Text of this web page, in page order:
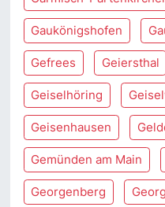
Gaukönigshofen
Gefrees Geiersthal
Geiselhöring
Geisenhausen
Gemünden am Main
Georgenberg